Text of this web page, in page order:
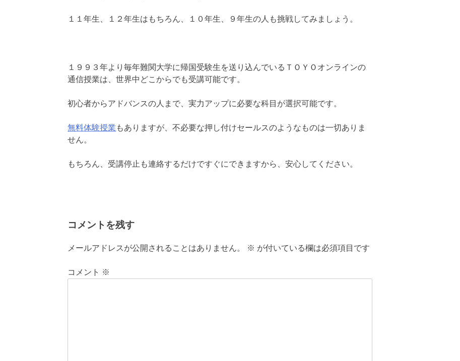
１１年生、１２年生はもちろん、１０年生、９年生の人も挑戦してみましょう。
１９９３年より毎年難関大学に帰国受験生を送り込んでいるＴＯＹＯオンラインの
通信授業は、世界中どこからでも受講可能です。
初心者からアドバンスの人まで、実力アップに必要な科目が選択可能です。
無料体験授業 もありますが、不必要な押し付けセールスのようなものは一切ありま
せん。
もちろん、受講停止も連絡するだけですぐにできますから、安心してください。
コメントを残す
メールアドレスが公開されることはありません。 ※ が付いている欄は必須項目です
コメント ※